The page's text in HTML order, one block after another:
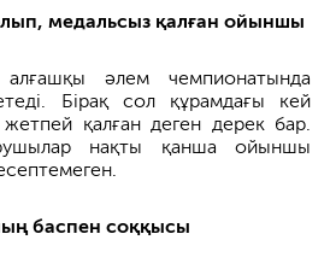
медальсыз қалған ойыншы
әлем чемпионатында
Бірақ сол құрамдағы кей
қалған деген дерек бар.
нақты қанша ойыншы
баспен соққысы